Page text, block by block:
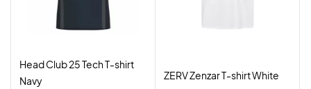
Head Club 25 Tech T-shirt
Navy
ZERV Zenzar T-shirt White